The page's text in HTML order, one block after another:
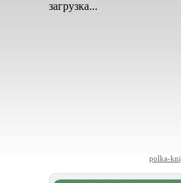
загрузка...
polka-